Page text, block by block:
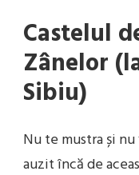
Castelul
Zânelor
Sibiu)
Nu te mustra și
auzit încă de